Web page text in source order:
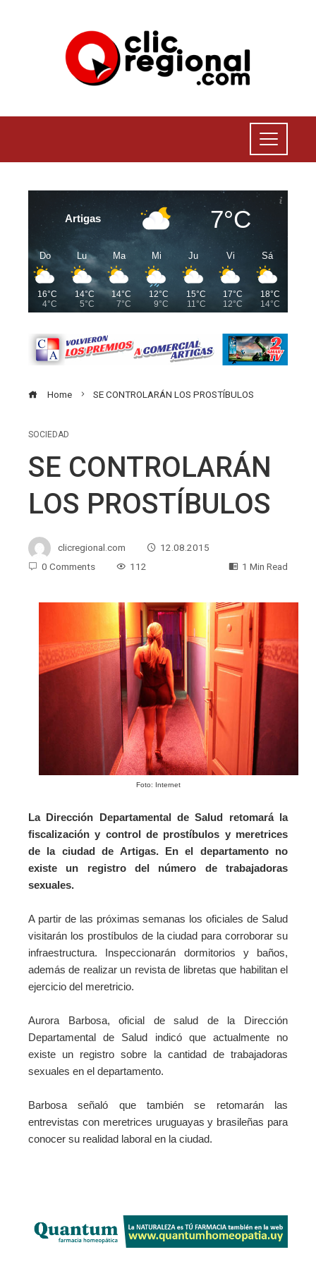
Artigas 7°C
Do
16°C
4°C
Lu
14°C
5°C
Ma
14°C
7°C
Mi
12°C
9°C
Ju
15°C
11°C
Vi
17°C
12°C
Sá
18°C
14°C
Home SE CONTROLARÁN LOS PROSTÍBULOS
SOCIEDAD
SE CONTROLARÁN
LOS PROSTÍBULOS
clicregional.com
12.08.2015
0 Comments
112 1 Min Read
Foto: Internet
La Dirección Departamental de Salud retomará la
fiscalización y control de prostíbulos y meretrices
de la ciudad de Artigas. En el departamento no
existe un registro del número de trabajadoras
sexuales.
A partir de las próximas semanas los oficiales de Salud
visitarán los prostíbulos de la ciudad para corroborar su
infraestructura. Inspeccionarán dormitorios y baños,
además de realizar un revista de libretas que habilitan el
ejercicio del meretricio.
Aurora Barbosa, oficial de salud de la Dirección
Departamental de Salud indicó que actualmente no
existe un registro sobre la cantidad de trabajadoras
sexuales en el departamento.
Barbosa señaló que también se retomarán las
entrevistas con meretrices uruguayas y brasileñas para
conocer su realidad laboral en la ciudad.